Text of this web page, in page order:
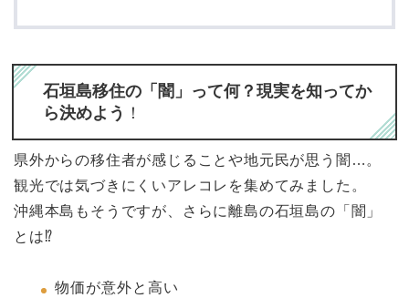
石垣島移住の「闇」って何？現実を知ってか
ら決めよう ！
県外からの移住者が感じることや地元民が思う闇…。
観光では気づきにくいアレコレを集めてみました。
沖縄本島もそうですが、さらに離島の石垣島の「闇」
とは⁉
物価が意外と高い